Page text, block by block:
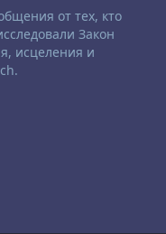
от тех, кто
Закон
исцеления и